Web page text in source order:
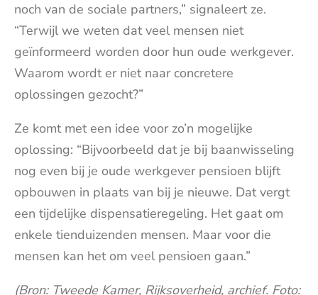
noch van de sociale partners,” signaleert ze.
“Terwijl we weten dat veel mensen niet
geïnformeerd worden door hun oude werkgever.
Waarom wordt er niet naar concretere
oplossingen gezocht?”
Ze komt met een idee voor zo’n mogelijke
oplossing: “Bijvoorbeeld dat je bij baanwisseling
nog even bij je oude werkgever pensioen blijft
opbouwen in plaats van bij je nieuwe. Dat vergt
een tijdelijke dispensatieregeling. Het gaat om
enkele tienduizenden mensen. Maar voor die
mensen kan het om veel pensioen gaan.”
(Bron: Tweede Kamer, Rijksoverheid, archief. Foto: